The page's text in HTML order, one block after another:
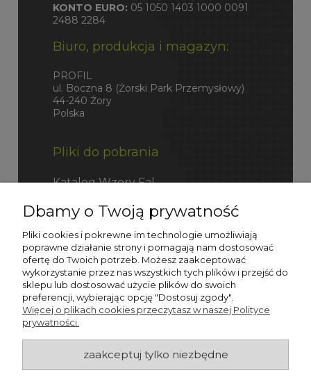
KONTO EURO: 05 1050 1403 1000 0091
2488 2284
Biuro, produkcja i magazyn:
PROFIL
ul. Boczna 8 (Żorski Park Przemysłowy)
44-240 Żory
Polska
Pliki do pobrania
Katalog Wzory Fal
Katalog Fefco
Dbamy o Twoją prywatność
Pliki cookies i pokrewne im technologie umożliwiają
poprawne działanie strony i pomagają nam dostosować
ofertę do Twoich potrzeb. Możesz zaakceptować
wykorzystanie przez nas wszystkich tych plików i przejść do
sklepu lub dostosować użycie plików do swoich
preferencji, wybierając opcję "Dostosuj zgody".
Więcej o plikach cookies przeczytasz w naszej Polityce
prywatności.
zaakceptuj tylko niezbędne